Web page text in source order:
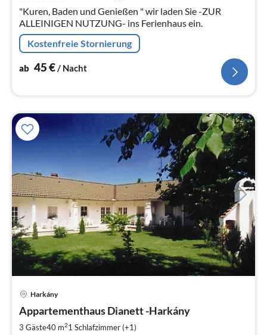
"Kuren, Baden und Genießen " wir laden Sie -ZUR
ALLEINIGEN NUTZUNG- ins Ferienhaus ein.
Kostenfreie Stornierung
ab 45€/ Nacht
Harkány
Appartementhaus Dianett -Harkány
3 Gäste40 m21 Schlafzimmer (+1)